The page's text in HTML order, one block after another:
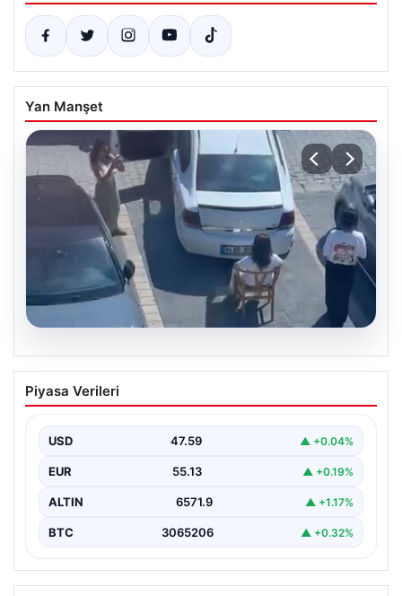
Yan Manşet
05.08.2026
Yalova’da İlginç Olay: Sandalye Engel
Olunca Araç Park Etmedi
gerçekleşen bu ilginç olay, bölge sakinlerinin ve
çevredekilerin…
Piyasa Verileri
USD 47.59 ▲ +0.04%
EUR 55.13 ▲ +0.19%
ALTIN 6571.9 ▲ +1.17%
BTC 3065206 ▲ +0.32%